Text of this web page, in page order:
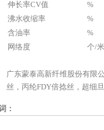
伸长率CV值
%
沸水收缩率
%
含油率
%
网络度
个/米
广东蒙泰高新纤维股份有限
丝 ， 丙纶FDY倍捻丝 ， 超细
：